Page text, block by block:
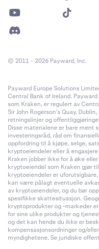
© 2011 – 2026 Payward, Inc.
Payward Europe Solutions
Central Bank of Ireland.
som Kraken, er regulert av
Sir John Rogerson’s Quay,
retningslinjer og
Disse materialene er bare ment
investeringsråd, råd om
oppfordring til å kjøpe, selge,
kryptoeiendeler eller å
Kraken jobber ikke for å øke
kryptoeiendel som Kraken gjør
kryptoeiendeler er
kan være pålagt eventuelle
av kryptoeiendeler, og du bør
spesifikke skattesituasjon.
kryptoprodukter og -markeder
for sine ulike produkter og
og det kan hende du ikke er
kompensasjonsordninger og/
myndighetene. Se juridiske